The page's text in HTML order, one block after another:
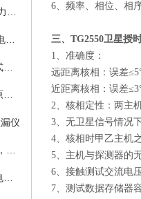
仪
6、频率、相位、相
三、TG2550卫星授
1、准确度：
远距离核相：误差
近距离核相：误差
2、核相定性：两主
3、无卫星信号情况
4、核相时甲乙主机
5、主机与探测器的
6、接触测试交流电
7、测试数据存储器